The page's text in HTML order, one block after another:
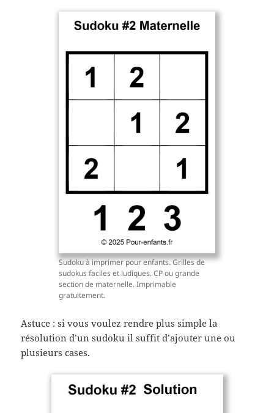
Sudoku à imprimer pour enfants. Grilles de
sudokus faciles et ludiques. CP ou grande
section de maternelle. Imprimable
gratuitement.
Astuce : si vous voulez rendre plus simple la
résolution d’un sudoku il suffit d’ajouter une ou
plusieurs cases.